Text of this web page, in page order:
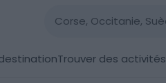
Trouver des activités